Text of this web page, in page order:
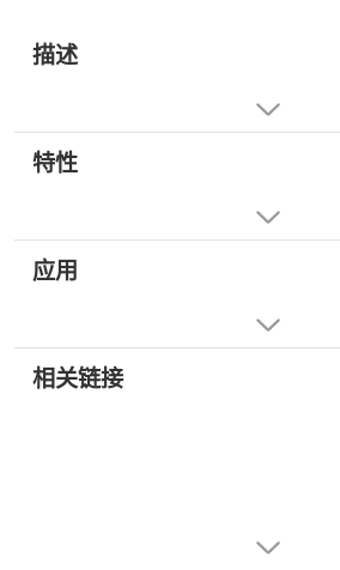
描述
特性
应用
相关链接